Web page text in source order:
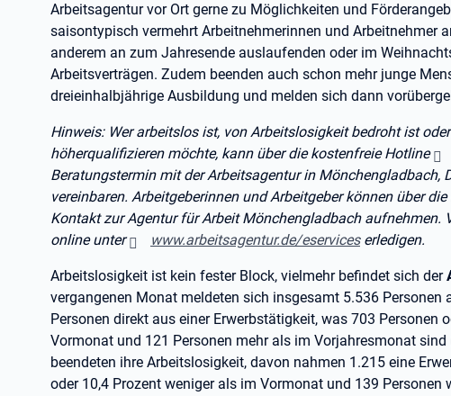
Arbeitsagentur vor Ort gerne zu Möglichkeiten und
saisontypisch vermehrt Arbeitnehmerinnen und Arbeitnehmer
anderem an zum Jahresende auslaufenden oder im
Arbeitsverträgen. Zudem beenden auch schon mehr junge
dreieinhalbjährige Ausbildung und melden sich dann
Hinweis: Wer arbeitslos ist, von Arbeitslosigkeit bedroht ist
höherqualifizieren möchte, kann über die kostenfreie Hotline
Beratungstermin mit der Arbeitsagentur in Mönchengladbach,
vereinbaren. Arbeitgeberinnen und Arbeitgeber können über
Kontakt zur Agentur für Arbeit Mönchengladbach aufnehmen.
online unter
www.arbeitsagentur.de/eserviceserledigen.
Arbeitslosigkeit ist kein fester Block, vielmehr befindet sich der
vergangenen Monat meldeten sich insgesamt 5.536 Personen
Personen direkt aus einer Erwerbstätigkeit, was 703 Personen
Vormonat und 121 Personen mehr als im Vorjahresmonat
beendeten ihre Arbeitslosigkeit, davon nahmen 1.215 eine
oder 10,4 Prozent weniger als im Vormonat und 139